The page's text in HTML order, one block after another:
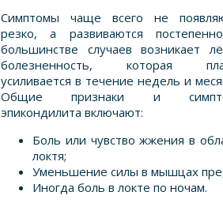
Симптомы чаще всего не
резко, а развиваются
большинстве случаев возникает
болезненность, которая
усиливается в течение недель и
Общие признаки и
эпикондилита включают:
Боль или чувство жжения в
локтя;
Уменьшение силы в мышцах
Иногда боль в локте по ночам.